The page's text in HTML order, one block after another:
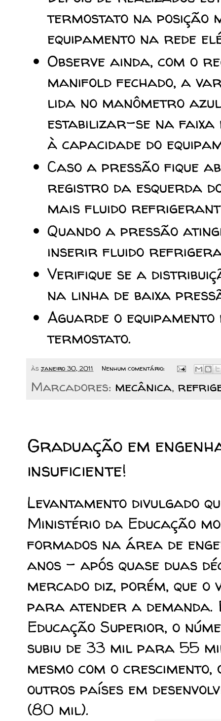
termostato na posição
equipamento na rede
Observe ainda, com o
manifold fechado, a
lida no manômetro
estabilizar-se na faixa
à capacidade do
Caso a pressão fique
registro da esquerda
mais fluido
Quando a pressão
inserir fluido
Verifique se a
na linha de baixa
Aguarde o
termostato.
às janeiro 30, 2011 Nenhum comentário:
Marcadores: mecânica,
Graduação em
insuficiente!
Levantamento divulgado
Ministério da Educação
formados na área de
anos - após quase duas
mercado diz, porém, que
para atender a demanda.
Educação Superior, o
subiu de 33 mil para 55
mesmo com o
outros países em
(80 mil).